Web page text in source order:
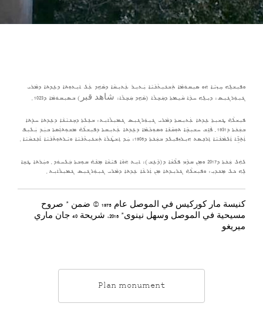
ܘܦܝܼܫܠܹܗ ܚܸܙܝܵܐ ܗܿܘ ܣܝܼܩܘܿܡܵܐ ܬܲܫܥܝܼܬܵܢܵܝܵܐ ܝܲܬܝܼܪ ܥܲܬܝܼܩܵܐ ܕܣܵܗܹܕ ܥܲܠ ܐܝܼܬܘܼܬܐ ܕܥܹܕܬܐ ܕܡܵܪܝ
ܓܝܼܘܲܪܓܝܼܣ: ܕܝܼܠܹܗ ܚܕܵܐ ܩܵܝܹܡܬܐ ܕܩܲܒ݂ܪܵܐ (ܣܵܗܹܕ ܩܲܒ݂ܪܵܐ: شاهد قبر) ܒܣܝܼܩܘܿܡܵܐ ܕ1023 ݂
ܦܝܼܫܠܵܗ̇ ܛܫܝܼܬܐ ܥܹܕܬܐ ܥܲܬܝܼܩܬܐ ܕܡܵܪܝ ܓܝܼܘܲܪܓܝܼܣ ܓܡܝܼܪܵܐܝܼܬ: ܒܥܸܠܬܐ ܕܒܸܢܝܵܢܵܐ ܕܥܹܕܬܐ ܚܕܲܬܐ
ܒܫܲܢ݇ܬܐ ܕ1931 ݂ ܦܵܐܹܫ ܚܫܝܼܒ݂ܵܐ ܬܘܼܩܵܢܵܐ ܘܣܘܼܟܵܡܵܐ ܕܥܹܕܬܐ ܥܲܬܝܼܩܬܐ ܕܦܝܼܫܠܵܗ̇ ܡܫܘܼܬܐܲܣܬܐ ܒܝܲܕ ܝܲܠܝܼܦ
ܐܲܬ݂ܖܹ̈ܐ ܐܲܠܡܵܢܵܝܵܐ ܐܸܪܢܸܣܬ ܗܝܼܪܙܦܝܼܠܕ ܒܫܲܢ݇ܬܐ ܕ1908: ܚܲܕ ܐܸܫܛܵܪܵܐ ܬܲܫܥܝܼܬܵܢܵܝܵܐ ܘܝܵܪܬܘܼܬܵܢܵܝܵܐ ܐܵܢܲܢܩܵܝܵܐ ݂
ܠܗܲܠ ܫܲܢ݇ܬܐ ܕ2017 ܘܡܼܢ ܩܕܵܡ ܦܠܵܫܵܐ ܕ(ܕܵܥܹܫ): ܐܝܼܬ ܗ݇ܘܵܐ ܦܝܵܫܵܐ ܡܸܢܵܗ̇ ܩܘܼܒܬܐ ܒܲܠܚܘܿܕ ݂ ܘܚܲܪܬܐ ܛܫܹܐ
ܠܹܗ ܟܠ ܡܸܢܕܝܼ: ܘܦܝܼܫܠܵܗ̇ ܓܪܝܼܕܬܐ ܡܼܢ ܐܲܪܥܵܐ ܥܹܕܬܐ ܕܡܵܪܝ ܓܝܼܘܲܪܓܝܼܣ ܓܡܝܼܪܵܐܝܼܬ ݂
كنيسة مار كوركيس في الموصل عام 1975 © ضمن ” صروح
مسيحية في الموصل وسهل نينوى” 2018، شريحة 40 جان ماري
ميريغو
Plan monument